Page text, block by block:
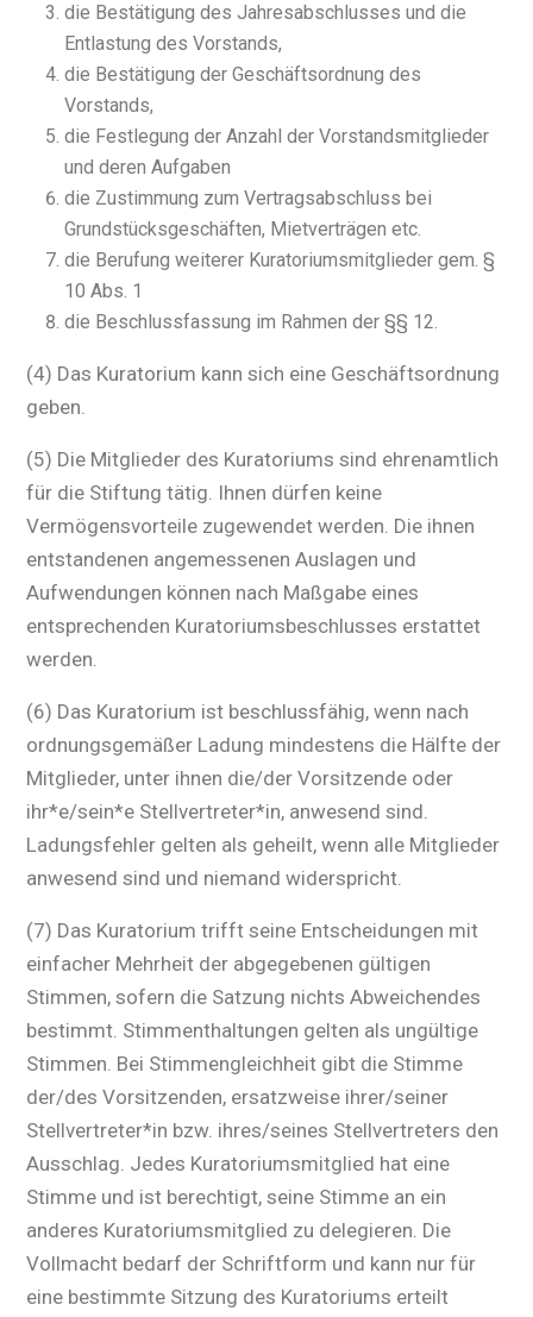
die Bestätigung des Jahresabschlusses und die
Entlastung des Vorstands,
die Bestätigung der Geschäftsordnung des
Vorstands,
die Festlegung der Anzahl der Vorstandsmitglieder
und deren Aufgaben
die Zustimmung zum Vertragsabschluss bei
Grundstücksgeschäften, Mietverträgen etc.
die Berufung weiterer Kuratoriumsmitglieder gem. §
10 Abs. 1
die Beschlussfassung im Rahmen der §§ 12.
(4) Das Kuratorium kann sich eine Geschäftsordnung
geben.
(5) Die Mitglieder des Kuratoriums sind ehrenamtlich
für die Stiftung tätig. Ihnen dürfen keine
Vermögensvorteile zugewendet werden. Die ihnen
entstandenen angemessenen Auslagen und
Aufwendungen können nach Maßgabe eines
entsprechenden Kuratoriumsbeschlusses erstattet
werden.
(6) Das Kuratorium ist beschlussfähig, wenn nach
ordnungsgemäßer Ladung mindestens die Hälfte der
Mitglieder, unter ihnen die/der Vorsitzende oder
ihr*e/sein*e Stellvertreter*in, anwesend sind.
Ladungsfehler gelten als geheilt, wenn alle Mitglieder
anwesend sind und niemand widerspricht.
(7) Das Kuratorium trifft seine Entscheidungen mit
einfacher Mehrheit der abgegebenen gültigen
Stimmen, sofern die Satzung nichts Abweichendes
bestimmt. Stimmenthaltungen gelten als ungültige
Stimmen. Bei Stimmengleichheit gibt die Stimme
der/des Vorsitzenden, ersatzweise ihrer/seiner
Stellvertreter*in bzw. ihres/seines Stellvertreters den
Ausschlag. Jedes Kuratoriumsmitglied hat eine
Stimme und ist berechtigt, seine Stimme an ein
anderes Kuratoriumsmitglied zu delegieren. Die
Vollmacht bedarf der Schriftform und kann nur für
eine bestimmte Sitzung des Kuratoriums erteilt